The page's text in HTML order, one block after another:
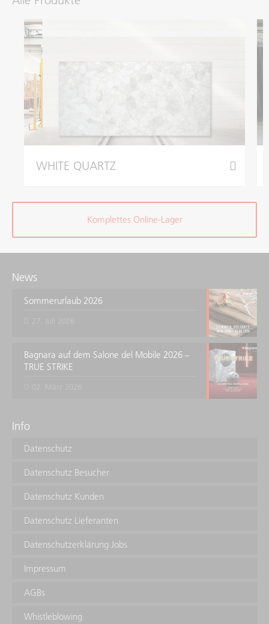
WHITE QUARTZ
Komplettes Online-Lager
News
Sommerurlaub 2026
Bagnara auf dem Salone del Mobile 2026 –
TRUE STRIKE
Info
Datenschutz
Datenschutz Besucher
Datenschutz Kunden
Datenschutz Lieferanten
Datenschutzerklärung Jobs
Impressum
AGBs
Whistleblowing